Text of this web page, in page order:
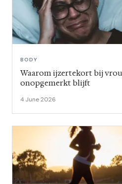
BODY
Waarom ijzertekort bij
onopgemerkt blijft
4 June 2026